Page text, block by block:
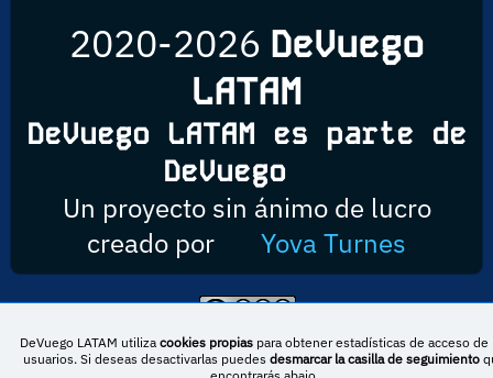
2020-2026 DeVuego
LATAM
DeVuego LATAM es parte de
DeVuego
Un proyecto sin ánimo de lucro
creado por
Yova Turnes
Esta obra está bajo una licencia de Creative Commons Reconocimiento-
NoComercial-CompartirIgual 4.0 Internacional
DeVuego LATAM utiliza cookies propiaspara obtener estadísticas de acceso de
usuarios. Si deseas desactivarlas puedes desmarcar la casilla de seguimiento